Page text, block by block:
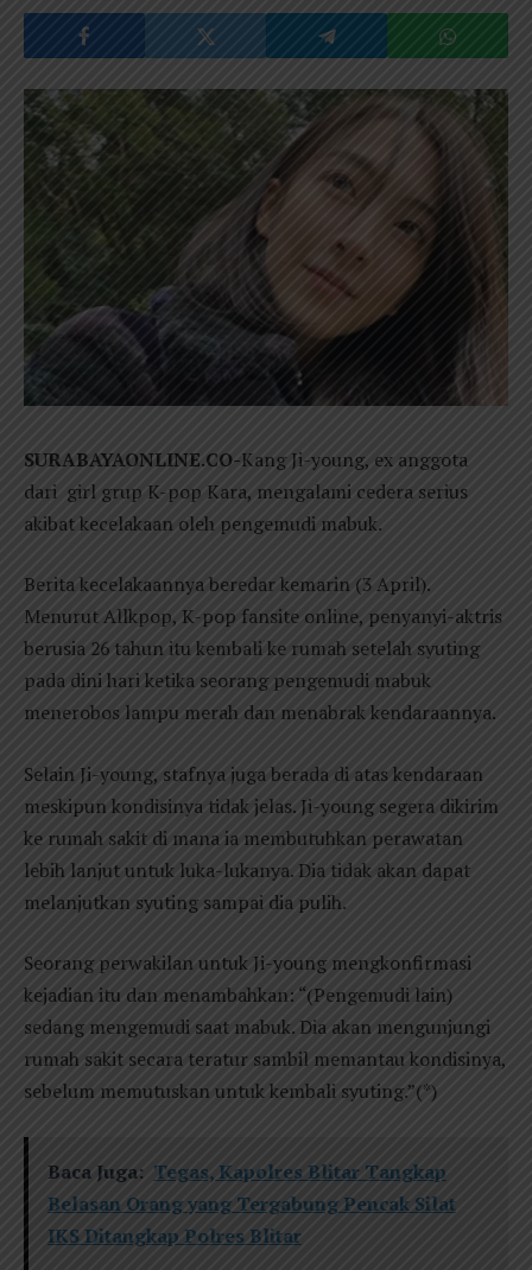
SURABAYAONLINE.CO-Kang Ji-young, ex anggota
dari girl grup K-pop Kara, mengalami cedera serius
akibat kecelakaan oleh pengemudi mabuk.
Berita kecelakaannya beredar kemarin (3 April).
Menurut Allkpop, K-pop fansite online, penyanyi-aktris
berusia 26 tahun itu kembali ke rumah setelah syuting
pada dini hari ketika seorang pengemudi mabuk
menerobos lampu merah dan menabrak kendaraannya.
Selain Ji-young, stafnya juga berada di atas kendaraan
meskipun kondisinya tidak jelas. Ji-young segera dikirim
ke rumah sakit di mana ia membutuhkan perawatan
lebih lanjut untuk luka-lukanya. Dia tidak akan dapat
melanjutkan syuting sampai dia pulih.
Seorang perwakilan untuk Ji-young mengkonfirmasi
kejadian itu dan menambahkan: “(Pengemudi lain)
sedang mengemudi saat mabuk. Dia akan mengunjungi
rumah sakit secara teratur sambil memantau kondisinya,
sebelum memutuskan untuk kembali syuting.”(*)
Baca Juga: Tegas, Kapolres Blitar Tangkap
Belasan Orang yang Tergabung Pencak Silat
IKS Ditangkap Polres Blitar